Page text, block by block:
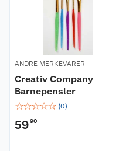
ANDRE MERKEVARER
Creativ Company
Barnepensler
☆☆☆☆☆ (0)
5990